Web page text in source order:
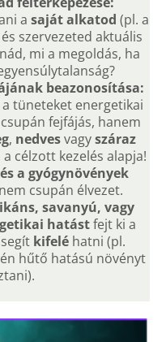
a saját alkatod (pl. a
szervezeted aktuális
mi a megoldás, ha
beazonosítása:
tüneteket energetikai
fejfájás, hanem
, nedvesvagyszáraz
célzott kezelés alapja!
a gyógynövények
csupán élvezet.
savanyú, vagy
hatástfejt ki a
kifeléhatni (pl.
hűtő hatású növényt